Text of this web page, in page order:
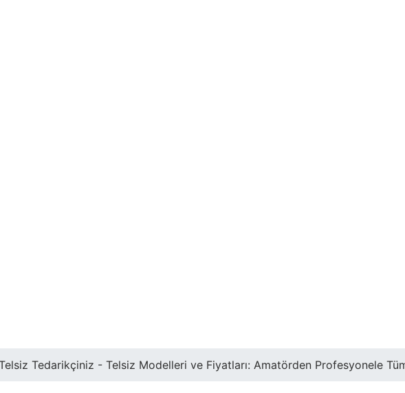
Tedarikçiniz - Telsiz Modelleri ve Fiyatları: Amatörden Profesyonele